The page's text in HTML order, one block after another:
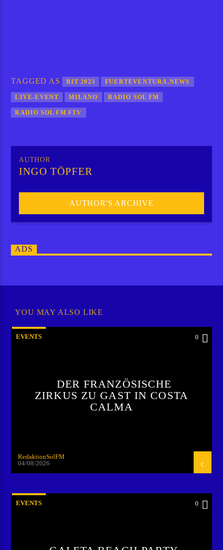
TAGGED AS BIT 2023 FUERTEVENTURA.NEWS
LIVE-EVENT MILANO RADIO SOL FM
RADIO SOL FM FTV
AUTHOR
INGO TÖPFER
AUTHOR'S ARCHIVE
ADS
YOU MAY ALSO LIKE
EVENTS 0
DER FRANZÖSISCHE
ZIRKUS ZU GAST IN COSTA
CALMA
RedaktionSolFM
04/08/2026
EVENTS 0